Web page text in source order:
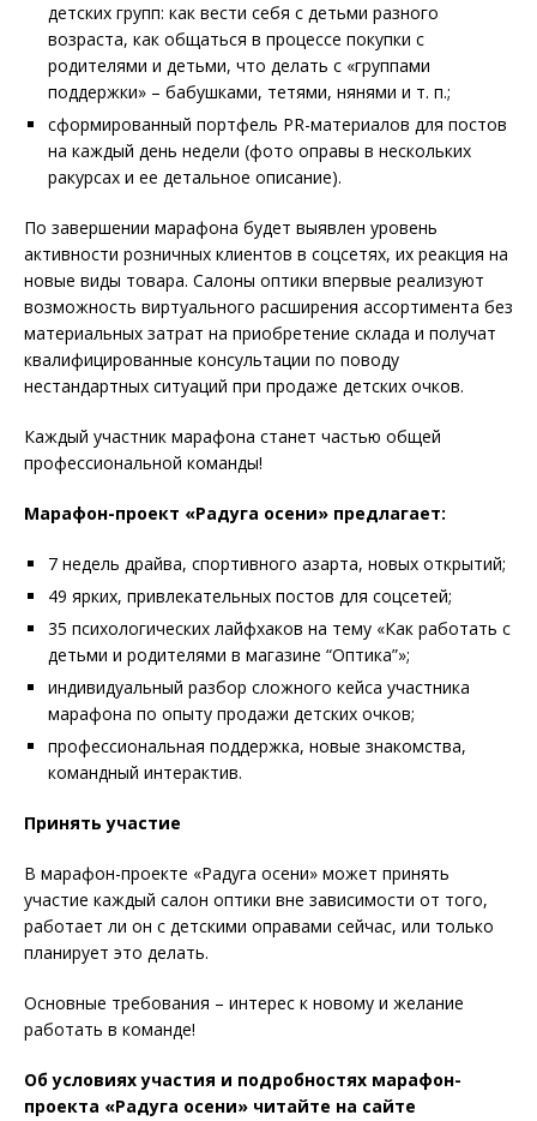
детских групп: как вести себя с детьми разного
возраста, как общаться в процессе покупки с
родителями и детьми, что делать с «группами
поддержки» – бабушками, тетями, нянями и т. п.;
сформированный портфель PR-материалов для постов
на каждый день недели (фото оправы в нескольких
ракурсах и ее детальное описание).
По завершении марафона будет выявлен уровень
активности розничных клиентов в соцсетях, их реакция на
новые виды товара. Салоны оптики впервые реализуют
возможность виртуального расширения ассортимента без
материальных затрат на приобретение склада и получат
квалифицированные консультации по поводу
нестандартных ситуаций при продаже детских очков.
Каждый участник марафона станет частью общей
профессиональной команды!
Марафон-проект «Радуга осени» предлагает:
7 недель драйва, спортивного азарта, новых открытий;
49 ярких, привлекательных постов для соцсетей;
35 психологических лайфхаков на тему «Как работать с
детьми и родителями в магазине “Оптика”»;
индивидуальный разбор сложного кейса участника
марафона по опыту продажи детских очков;
профессиональная поддержка, новые знакомства,
командный интерактив.
Принять участие
В марафон-проекте «Радуга осени» может принять
участие каждый салон оптики вне зависимости от того,
работает ли он с детскими оправами сейчас, или только
планирует это делать.
Основные требования – интерес к новому и желание
работать в команде!
Об условиях участия и подробностях марафон-
проекта «Радуга осени» читайте на сайте